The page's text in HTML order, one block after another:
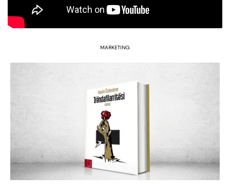
MARKETING